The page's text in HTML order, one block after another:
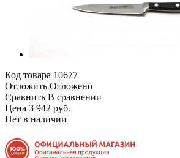
Код товара 10677
Отложить Отложено
Сравнить В сравнении
Цена 3 942 руб.
Нет в наличии